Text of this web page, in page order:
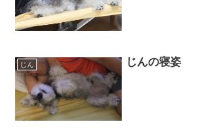
じん じんの寝姿